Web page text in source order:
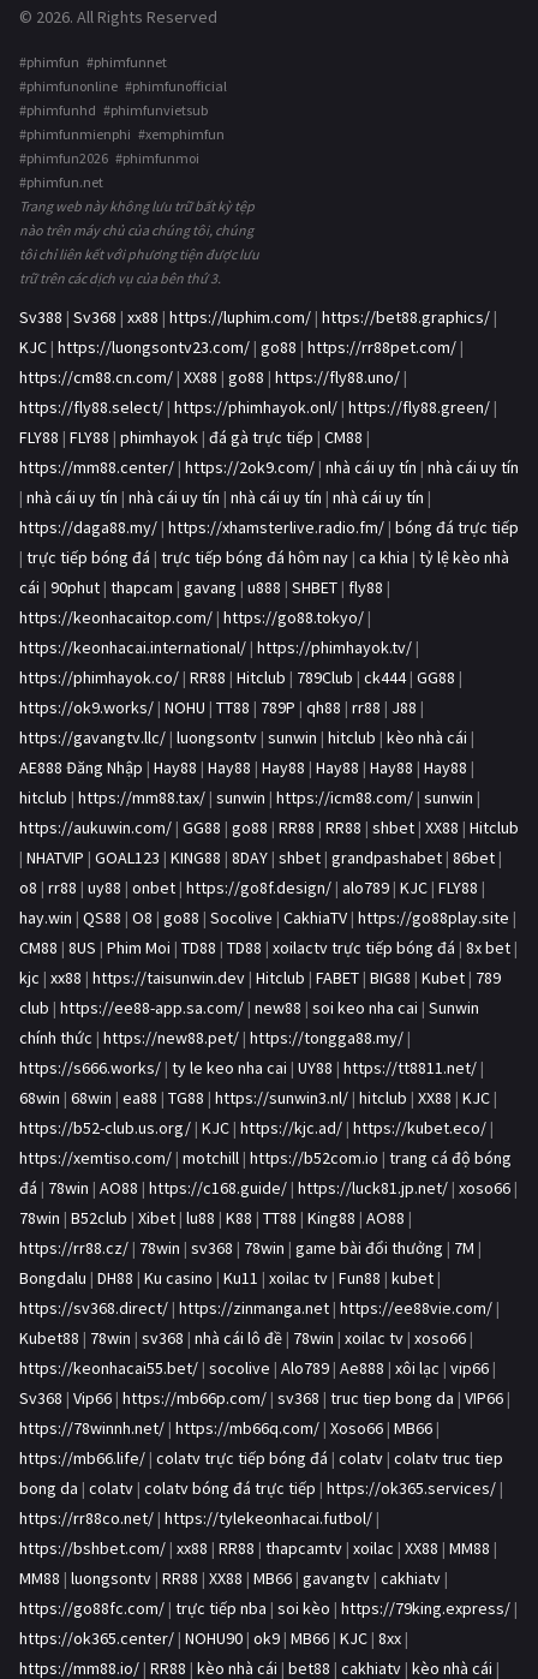
© 2026. All Rights Reserved
#phimfun #phimfunnet
#phimfunonline #phimfunofficial
#phimfunhd #phimfunvietsub
#phimfunmienphi #xemphimfun
#phimfun2026 #phimfunmoi
#phimfun.net
Trang web này không lưu trữ bất kỳ tệp
nào trên máy chủ của chúng tôi, chúng
tôi chỉ liên kết với phương tiện được lưu
trữ trên các dịch vụ của bên thứ 3.
Sv388 | Sv368 | xx88 | https://luphim.com/ | https://bet88.graphics/ |
KJC | https://luongsontv23.com/ | go88 | https://rr88pet.com/ |
https://cm88.cn.com/ | XX88 | go88 | https://fly88.uno/ |
https://fly88.select/ | https://phimhayok.onl/ | https://fly88.green/ |
FLY88 | FLY88 | phimhayok | đá gà trực tiếp | CM88 |
https://mm88.center/ | https://2ok9.com/ | nhà cái uy tín | nhà cái uy tín
| nhà cái uy tín | nhà cái uy tín | nhà cái uy tín | nhà cái uy tín |
https://daga88.my/ | https://xhamsterlive.radio.fm/ | bóng đá trực tiếp
| trực tiếp bóng đá | trực tiếp bóng đá hôm nay | ca khia | tỷ lệ kèo nhà
cái | 90phut | thapcam | gavang | u888 | SHBET | fly88 |
https://keonhacaitop.com/ | https://go88.tokyo/ |
https://keonhacai.international/ | https://phimhayok.tv/ |
https://phimhayok.co/ | RR88 | Hitclub | 789Club | ck444| GG88 |
https://ok9.works/ | NOHU | TT88 | 789P | qh88 | rr88 | J88 |
https://gavangtv.llc/ | luongsontv | sunwin | hitclub | kèo nhà cái |
AE888 Đăng Nhập | Hay88 | Hay88 | Hay88 | Hay88 | Hay88 | Hay88 |
hitclub | https://mm88.tax/ | sunwin | https://icm88.com/ | sunwin |
https://aukuwin.com/ | GG88 | go88 | RR88 | RR88 | shbet | XX88 | Hitclub
| NHATVIP | GOAL123 | KING88 | 8DAY | shbet | grandpashabet | 86bet |
o8 | rr88 | uy88 | onbet | https://go8f.design/ | alo789 | KJC | FLY88 |
hay.win | QS88 | O8 | go88 | Socolive | CakhiaTV | https://go88play.site |
CM88 | 8US | Phim Moi | TD88 | TD88 | xoilactv trực tiếp bóng đá | 8x bet |
kjc | xx88 | https://taisunwin.dev | Hitclub | FABET | BIG88 | Kubet | 789
club | https://ee88-app.sa.com/ | new88 | soi keo nha cai | Sunwin
chính thức | https://new88.pet/ | https://tongga88.my/ |
https://s666.works/ | ty le keo nha cai | UY88 | https://tt8811.net/ |
68win | 68win | ea88 | TG88 | https://sunwin3.nl/ | hitclub | XX88 | KJC |
https://b52-club.us.org/ | KJC | https://kjc.ad/ | https://kubet.eco/ |
https://xemtiso.com/ | motchill | https://b52com.io | trang cá độ bóng
đá | 78win | AO88 | https://c168.guide/ | https://luck81.jp.net/ | xoso66 |
78win | B52club | Xibet | lu88 | K88 | TT88 | King88 | AO88 |
https://rr88.cz/ | 78win | sv368 | 78win | game bài đổi thưởng | 7M |
Bongdalu | DH88 | Ku casino | Ku11 | xoilac tv | Fun88 | kubet |
https://sv368.direct/ | https://zinmanga.net | https://ee88vie.com/ |
Kubet88 | 78win | sv368 | nhà cái lô đề | 78win | xoilac tv | xoso66 |
https://keonhacai55.bet/ | socolive | Alo789 | Ae888 | xôi lạc | vip66 |
Sv368 | Vip66 | https://mb66p.com/ | sv368 | truc tiep bong da | VIP66 |
https://78winnh.net/ | https://mb66q.com/ | Xoso66 | MB66 |
https://mb66.life/ | colatv trực tiếp bóng đá | colatv | colatv truc tiep
bong da | colatv | colatv bóng đá trực tiếp | https://ok365.services/ |
https://rr88co.net/ | https://tylekeonhacai.futbol/ |
https://bshbet.com/ | xx88 | RR88 | thapcamtv | xoilac | XX88 | MM88 |
MM88 | luongsontv | RR88 | XX88 | MB66 | gavangtv | cakhiatv |
https://go88fc.com/ | trực tiếp nba | soi kèo | https://79king.express/ |
https://ok365.center/ | NOHU90 | ok9 | MB66 | KJC | 8xx |
https://mm88.io/ | RR88 | kèo nhà cái | bet88 | cakhiatv | kèo nhà cái |